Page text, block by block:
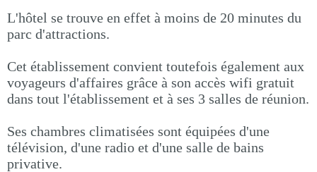
L'hôtel se trouve en effet à moins de 20 minutes du
parc d'attractions.
Cet établissement convient toutefois également aux
voyageurs d'affaires grâce à son accès wifi gratuit
dans tout l'établissement et à ses 3 salles de réunion.
Ses chambres climatisées sont équipées d'une
télévision, d'une radio et d'une salle de bains
privative.